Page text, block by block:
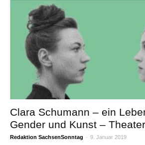
Clara Schumann – ein
Gender und Kunst –
Redaktion SachsenSonntag - 9. Januar 2019